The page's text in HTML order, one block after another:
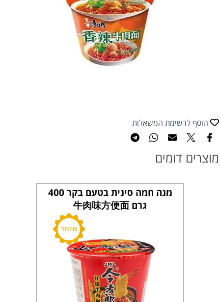
הוסף לרשימת המשאלות
מוצרים דומים
מנה חמה סינית בטעם בקר 400
גרם 牛肉味方便面